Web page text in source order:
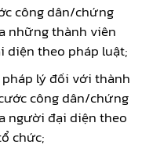
công dân/chứng
những thành viên
diện theo pháp luật;
lý đối với thành
công dân/chứng
người đại diện theo
chức;